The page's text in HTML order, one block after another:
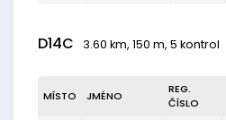
D14C 3.60 km, 150 m, 5 kontrol
MÍSTO JMÉNO
REG.
ČÍSLO